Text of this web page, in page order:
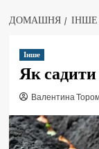
ДОМАШНЯ ІНШЕ
Інше
Як
Валентина